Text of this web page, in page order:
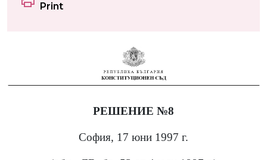
Print
РЕШЕНИЕ №8
София, 17 юни 1997 г.